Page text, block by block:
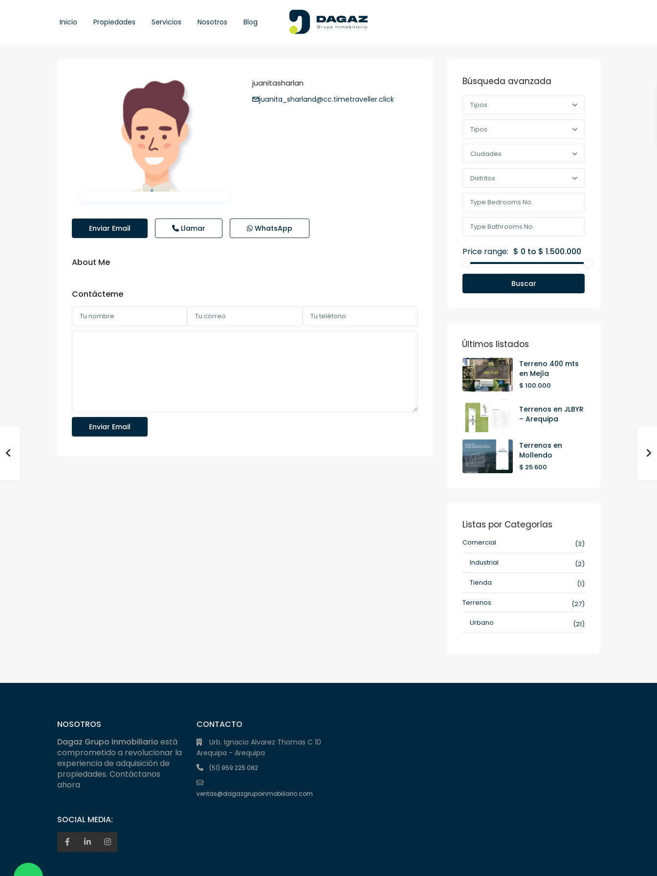
Inicio Propiedades Servicios Nosotros Blog
juanitasharlan
juanita_sharland@cc.timetraveller.click
Enviar Email Llamar WhatsApp
About Me
Contácteme
Búsqueda avanzada
Tipos
Tipos
Ciudades
Distritos
Price range: $ 0 to $ 1.500.000
Buscar
Últimos listados
Terreno 400 mts
en Mejía
$ 100.000
Terrenos en JLBYR
– Arequipa
Terrenos en
Mollendo
$ 25.600
Listas por Categorías
Comercial
(3)
Industrial
(2)
Tienda
(1)
Terrenos
(27)
Urbano
(21)
NOSOTROS
Dagaz Grupo inmobiliario está
comprometido a revolucionar la
experiencia de adquisición de
propiedades. Contáctanos
ahora
SOCIAL MEDIA:
CONTACTO
Urb. Ignacio Alvarez Thomas C 10
Arequipa - Arequipa
(51) 959 225 082
ventas@dagazgrupoinmobiliario.com